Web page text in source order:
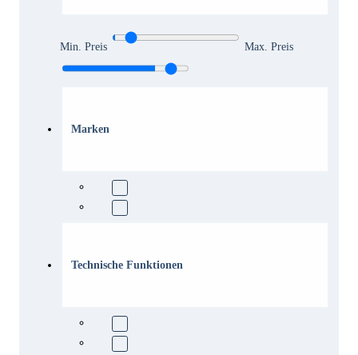
Min. Preis Max. Preis
Marken
Technische Funktionen